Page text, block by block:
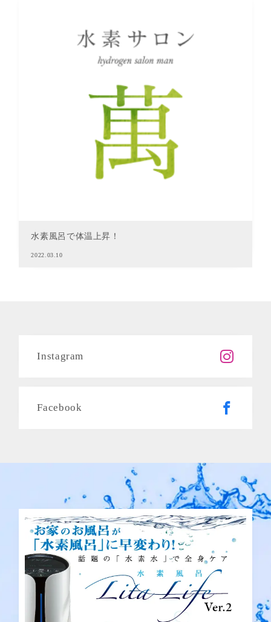
水素風呂で体温上昇！
2022.03.10
Instagram
Facebook